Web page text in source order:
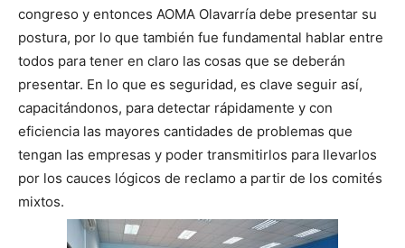
congreso y entonces AOMA Olavarría debe presentar su
postura, por lo que también fue fundamental hablar entre
todos para tener en claro las cosas que se deberán
presentar. En lo que es seguridad, es clave seguir así,
capacitándonos, para detectar rápidamente y con
eficiencia las mayores cantidades de problemas que
tengan las empresas y poder transmitirlos para llevarlos
por los cauces lógicos de reclamo a partir de los comités
mixtos.